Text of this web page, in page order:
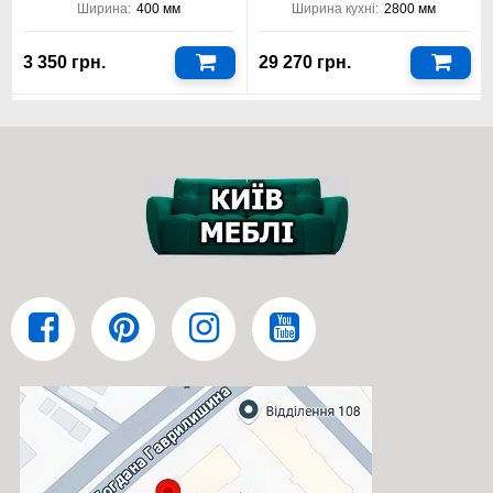
Звичайними петлями для дверей (фасадів), без
доводчиків на кріпленнях вуха;
Висувні ящики мають телескопічні напрямні без
доводжувачів;
Вставка сушіння для посуду білого кольору;
Навіси для верхніх модулів - петля.
Тумба на кухню Аморе Класик модуль №16 нижня тумба Віп-
Майстер у Люкс комплектації:
Петлі та напрямні - з доводчиками, на кріпленнях краби;
Тумба на кухню Аморе Класик модуль №16 нижня тумба
400х920х280 Віп-
Ширина: 400 мм
3 350 грн.
Ширина кухні: 2800 мм
29 270 грн.